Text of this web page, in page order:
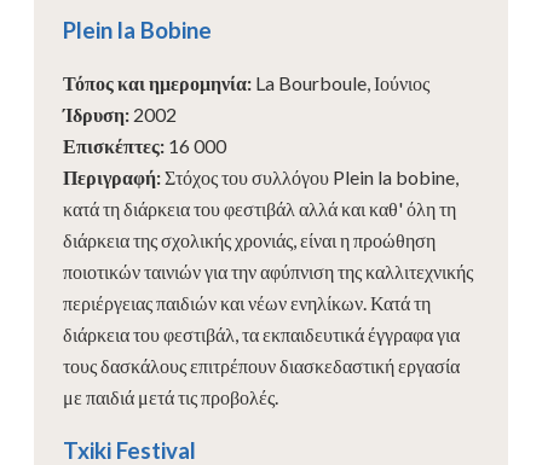
Plein la Bobine
Τόπος και ημερομηνία: La Bourboule, Ιούνιος
Ίδρυση: 2002
Επισκέπτες: 16 000
Περιγραφή:Στόχος του συλλόγου Plein la bobine,
κατά τη διάρκεια του φεστιβάλ αλλά και καθ' όλη τη
διάρκεια της σχολικής χρονιάς, είναι η προώθηση
ποιοτικών ταινιών για την αφύπνιση της καλλιτεχνικής
περιέργειας παιδιών και νέων ενηλίκων. Κατά τη
διάρκεια του φεστιβάλ, τα εκπαιδευτικά έγγραφα για
τους δασκάλους επιτρέπουν διασκεδαστική εργασία
με παιδιά μετά τις προβολές.
Txiki Festival